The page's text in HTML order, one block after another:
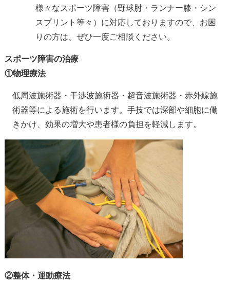
様々なスポーツ障害（野球肘・ランナー膝・シン
スプリント等々）に対応しておりますので、お困
りの方は、ぜひ一度ご相談ください。
スポーツ障害の治療
①物理療法
低周波施術器・干渉波施術器・超音波施術器・赤外線施
術器等による施術を行います。手技では深部や細胞に働
きかけ、効果の増大や患者様の負担を軽減します。
②整体・運動療法